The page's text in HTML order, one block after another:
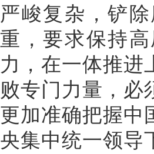
严峻复杂，铲
重，要求保持
力，在一体推进
败专门力量，必
更加准确把握中
央集中统一领导